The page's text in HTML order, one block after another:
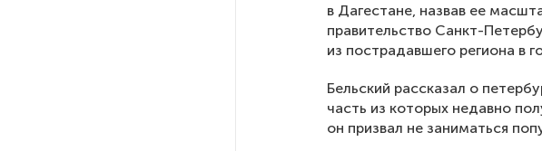
в Дагестане, назвав ее
правительство Санкт-
из пострадавшего региона в
Бельский рассказал о
часть из которых недавно
он призвал не заниматься